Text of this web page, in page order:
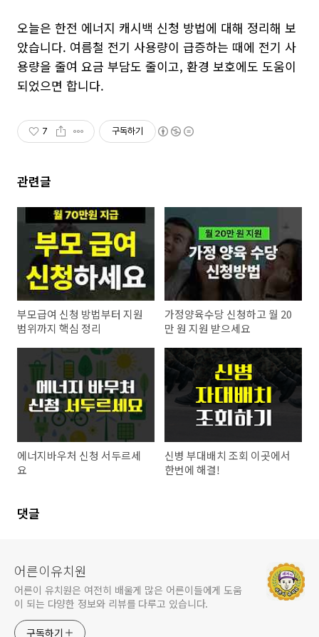
오늘은 한전 에너지 캐시백 신청 방법에 대해 정리해 보
았습니다. 여름철 전기 사용량이 급증하는 때에 전기 사
용량을 줄여 요금 부담도 줄이고, 환경 보호에도 도움이
되었으면 합니다.
7 구독하기
관련글
부모급여 신청 방법부터 지원
범위까지 핵심 정리
가정양육수당 신청하고 월 20
만 원 지원 받으세요
에너지바우처 신청 서두르세
요
신병 부대배치 조회 이곳에서
한번에 해결!
댓글
어른이유치원
어른이 유치원은 여전히 배울게 많은 어른이들에게 도움
이 되는 다양한 정보와 리뷰를 다루고 있습니다.
구독하기